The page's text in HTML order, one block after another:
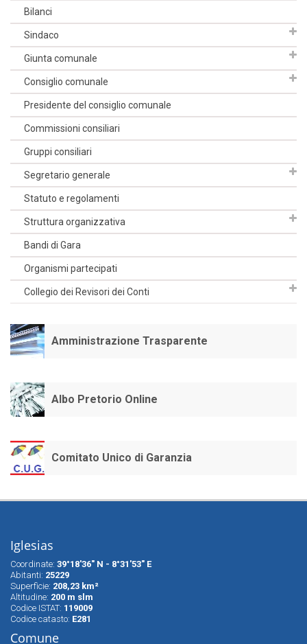
Bilanci
Sindaco
Giunta comunale
Consiglio comunale
Presidente del consiglio comunale
Commissioni consiliari
Gruppi consiliari
Segretario generale
Statuto e regolamenti
Struttura organizzativa
Bandi di Gara
Organismi partecipati
Collegio dei Revisori dei Conti
Amministrazione Trasparente
Albo Pretorio Online
Comitato Unico di Garanzia
Iglesias
Coordinate: 39°18'36" N - 8°31'53" E
Abitanti: 25229
Superfìcie: 208,23 km²
Altitudine: 200 m slm
Codice ISTAT: 119009
Codice catasto: E281
Comune